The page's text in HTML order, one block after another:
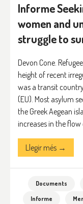
Informe
women and
struggle to
Devon Cone.
height of recent
was a transit
(EU). Most asylum
the Greek Aegean
increases in the
Llegir més →
Documents
Informe